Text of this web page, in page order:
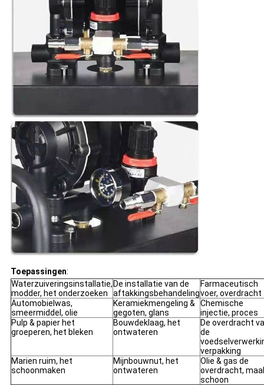
Toepassingen:
Waterzuiveringsinstallatie,
modder, het onderzoeken
De installatie van de
aftakkingsbehandeling
Farmaceutisch
voer, overdracht
Automobielwas,
smeermiddel, olie
Keramiekmengeling &
gegoten, glans
Chemische
injectie, proces
Pulp & papier het
groeperen, het bleken
Bouwdeklaag, het
ontwateren
De overdracht
de
verpakking
Marien ruim, het
schoonmaken
Mijnbouwnut, het
ontwateren
Olie & gas de
overdracht,
schoon